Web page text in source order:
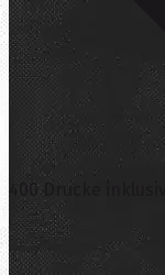
400 Drucke